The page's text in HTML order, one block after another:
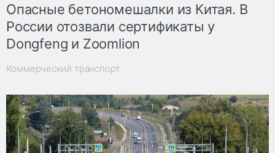
Опасные бетономешалки из Китая. В
России отозвали сертификаты у
Dongfeng и Zoomlion
Коммерческий транспорт